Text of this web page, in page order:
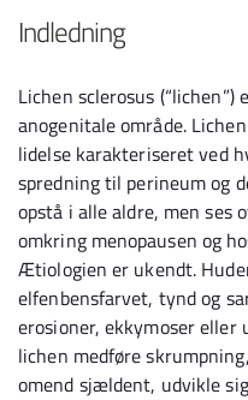
Indledning
Lichen sclerosus
anogenitale område.
lidelse karakteriseret ved
spredning til perineum og
opstå i alle aldre, men ses
omkring menopausen og
Ætiologien er ukendt.
elfenbensfarvet, tynd og
erosioner, ekkymoser eller
lichen medføre
omend sjældent, udvikle